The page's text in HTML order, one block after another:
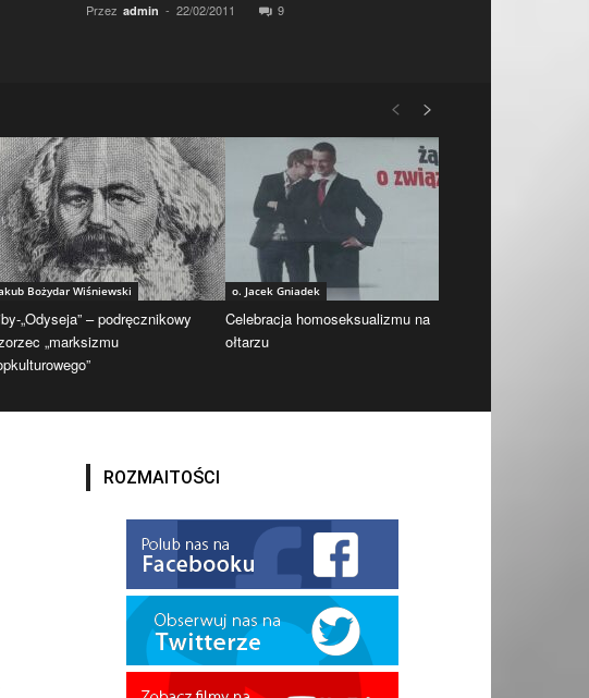
Przez admin - 22/02/2011 9
Bożydar Wiśniewski
„Odyseja” – podręcznikowy
„marksizmu
o. Jacek Gniadek
Celebracja homoseksualizmu na
ołtarzu
ROZMAITOŚCI